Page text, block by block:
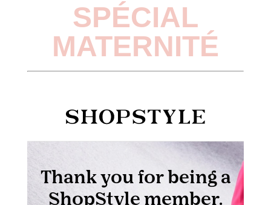
SPÉCIAL
MATERNITÉ